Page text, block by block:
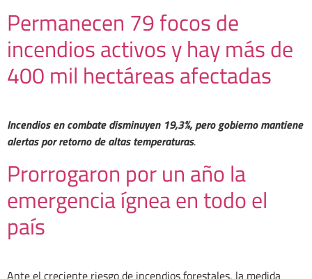
Permanecen 79 focos de
incendios activos y hay más de
400 mil hectáreas afectadas
Incendios en combate disminuyen 19,3%, pero gobierno mantiene
alertas por retorno de altas temperaturas.
Prorrogaron por un año la
emergencia ígnea en todo el
país
Ante el creciente riesgo de incendios forestales, la medida